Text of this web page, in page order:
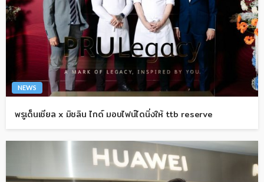
NEWS
พรูเด็นเชียล x มิชลิน ไกด์ มอบไฟน์ไดนิ่งให้ ttb reserve